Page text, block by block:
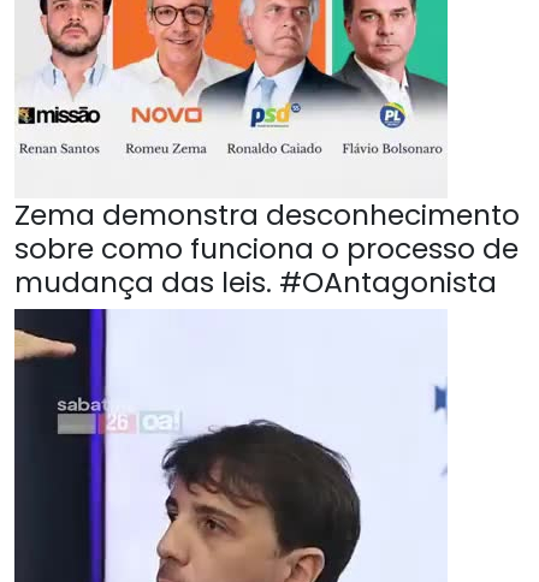
Zema demonstra desconhecimento
sobre como funciona o processo de
mudança das leis. #OAntagonista